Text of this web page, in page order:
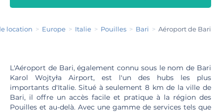
location Europe Italie Pouilles Bari Aéroport de Bari
L'Aéroport de Bari, également connu sous le nom de Bari
Karol Wojtyła Airport, est l'un des hubs les plus
importants d'Italie. Situé à seulement 8 km de la ville de
Bari, il offre un accès facile et pratique à la région des
Pouilles et au-delà. Avec une gamme de services tels que